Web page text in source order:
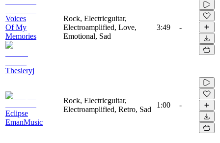
Voices
Of My
Memories
Thesieryj
Rock, Electricguitar,
Electroamplified, Love,
Emotional, Sad
3:49 -
Eclipse
EmanMusic
Rock, Electricguitar,
Electroamplified, Retro, Sad
1:00 -